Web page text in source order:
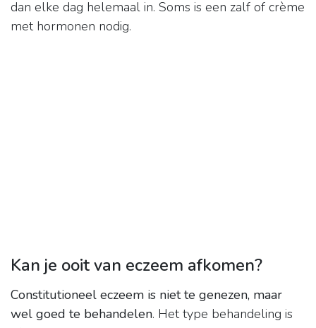
dan elke dag helemaal in. Soms is een zalf of crème
met hormonen nodig.
Kan je ooit van eczeem afkomen?
Constitutioneel eczeem is niet te genezen, maar
wel goed te behandelen. Het type behandeling is